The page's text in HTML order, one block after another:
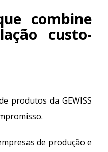
combine
custo-
produtos da GEWISS
de produção e